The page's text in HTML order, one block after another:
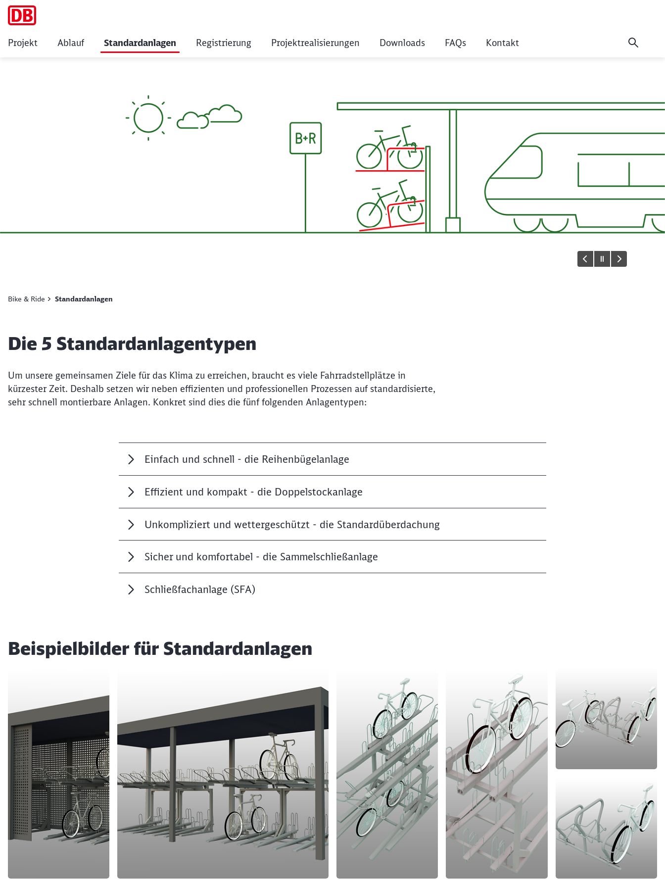
Projekt Ablauf Standardanlagen Registrierung Projektrealisierungen Downloads FAQs Kontakt
Bike & Ride Standardanlagen
Die 5 Standardanlagentypen
Um unsere gemeinsamen Ziele für das Klima zu erreichen, braucht es viele Fahrradstellplätze in
kürzester Zeit. Deshalb setzen wir neben effizienten und professionellen Prozessen auf standardisierte,
sehr schnell montierbare Anlagen. Konkret sind dies die fünf folgenden Anlagentypen:
Einfach und schnell - die Reihenbügelanlage
Effizient und kompakt - die Doppelstockanlage
Unkompliziert und wettergeschützt - die Standardüberdachung
Sicher und komfortabel - die Sammelschließanlage
Schließfachanlage (SFA)
Beispielbilder für Standardanlagen
Abbrechen Weiter